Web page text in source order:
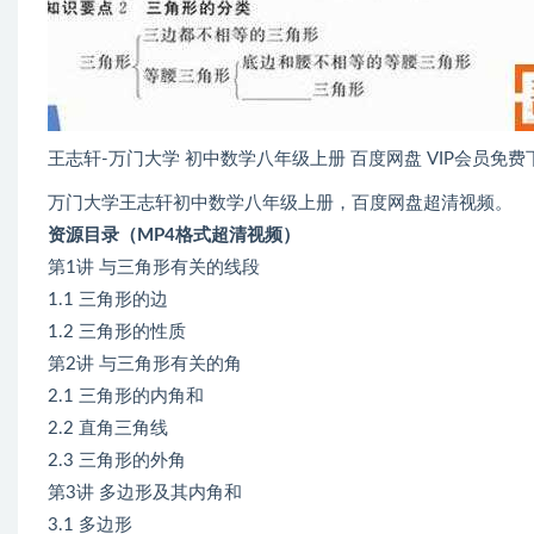
王志轩-万门大学 初中数学八年级上册 百度网盘 VIP会员免费
万门大学王志轩初中数学八年级上册，百度网盘超清视频。
资源目录（MP4格式超清视频）
第1讲 与三角形有关的线段
1.1 三角形的边
1.2 三角形的性质
第2讲 与三角形有关的角
2.1 三角形的内角和
2.2 直角三角线
2.3 三角形的外角
第3讲 多边形及其内角和
3.1 多边形